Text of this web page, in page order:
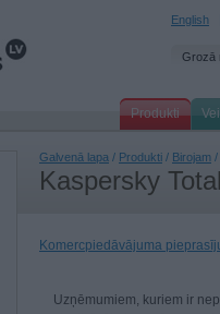
English
Grozā
Produkti
Galvenā lapa / Produkti / Birojam /
Kaspersky
Komercpiedāvājuma
Uzņēmumiem, kuriem ir